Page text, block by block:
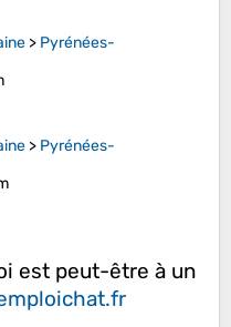
> Pyrénées-
> Pyrénées-
est peut-être à un